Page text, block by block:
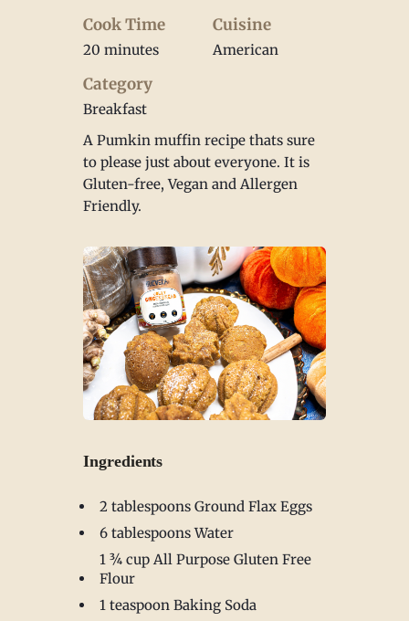
Cook Time
20 minutes
Cuisine
American
Category
Breakfast
A Pumkin muffin recipe thats sure
to please just about everyone. It is
Gluten-free, Vegan and Allergen
Friendly.
Ingredients
2 tablespoons Ground Flax Eggs
6 tablespoons Water
1 ¾ cup All Purpose Gluten Free
Flour
1 teaspoon Baking Soda